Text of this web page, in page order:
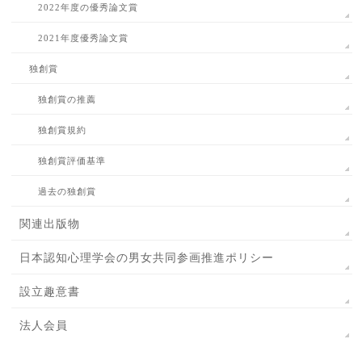
2022年度の優秀論文賞
2021年度優秀論文賞
独創賞
独創賞の推薦
独創賞規約
独創賞評価基準
過去の独創賞
関連出版物
日本認知心理学会の男女共同参画推進ポリシー
設立趣意書
法人会員